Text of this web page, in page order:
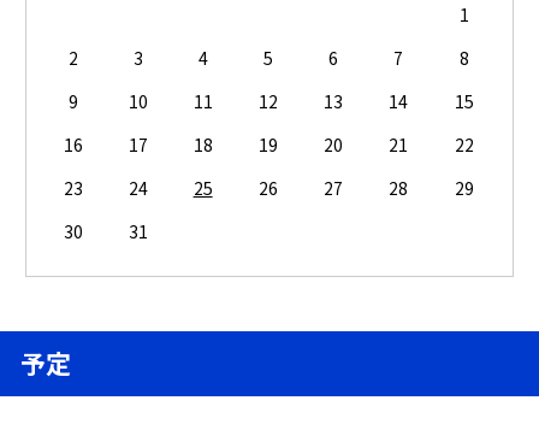
1
2
3 4 5 6 7
8
9
10 11 12 13 14
15
16
17 18 19 20 21
22
23
24 25 26 27 28
29
30
31
予定